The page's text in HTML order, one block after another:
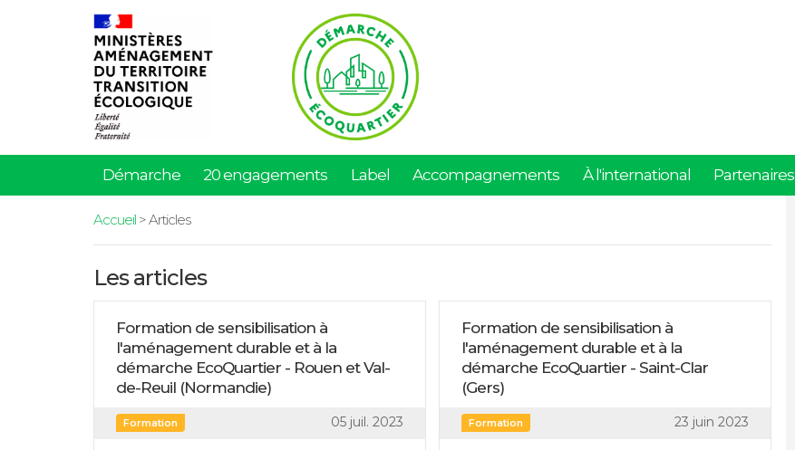
Démarche 20 engagements Label Accompagnements À l'international Partenaires
Accueil> Articles
Les articles
Formation de sensibilisation à
l'aménagement durable et à la
démarche EcoQuartier - Rouen et Val-
de-Reuil (Normandie)
Formation 05 juil. 2023
Formation de sensibilisation à
l'aménagement durable et à la
démarche EcoQuartier - Saint-Clar
(Gers)
Formation 23 juin 2023